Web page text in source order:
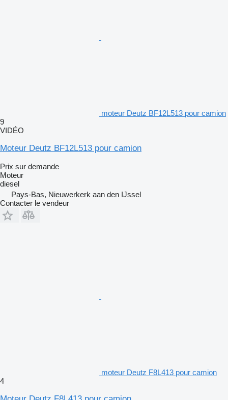
moteur Deutz BF12L513 pour camion
9
VIDÉO
Moteur Deutz BF12L513 pour camion
Prix sur demande
Moteur
diesel
Pays-Bas, Nieuwerkerk aan den IJssel
Contacter le vendeur
moteur Deutz F8L413 pour camion
4